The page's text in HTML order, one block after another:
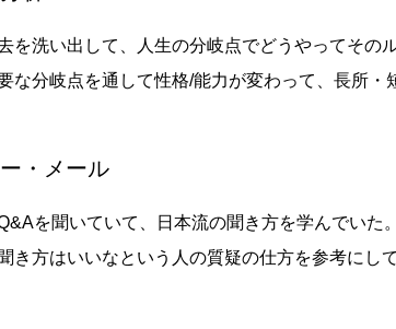
を洗い出して、人生の分岐点でどうやってその
な分岐点を通して性格/能力が変わって、長所・
・メール
を聞いていて、日本流の聞き方を学んでいた。
き方はいいなという人の質疑の仕方を参考にして